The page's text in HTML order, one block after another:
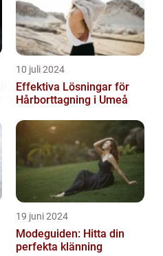
10 juli 2024
Effektiva Lösningar för
Hårborttagning i Umeå
19 juni 2024
Modeguiden: Hitta din
perfekta klänning